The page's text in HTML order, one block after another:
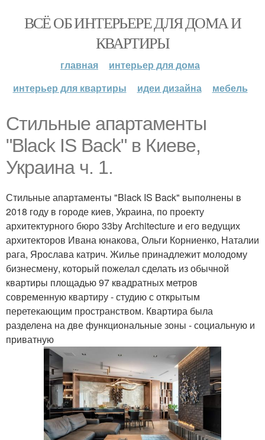
ВСЁ ОБ ИНТЕРЬЕРЕ ДЛЯ ДОМА И
КВАРТИРЫ
главная
интерьер для дома
интерьер для квартиры
идеи дизайна мебель
Стильные апартаменты
"Black IS Back" в Киеве,
Украина ч. 1.
Стильные апартаменты "Black IS Back" выполнены в
2018 году в городе киев, Украина, по проекту
архитектурного бюро 33by Architecture и его ведущих
архитекторов Ивана юнакова, Ольги Корниенко, Наталии
рага, Ярослава катрич. Жилье принадлежит молодому
бизнесмену, который пожелал сделать из обычной
квартиры площадью 97 квадратных метров
современную квартиру - студию с открытым
перетекающим пространством. Квартира была
разделена на две функциональные зоны - социальную и
приватную